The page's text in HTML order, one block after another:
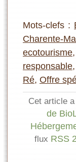
Mots-clefs :
Charente-
ecotourisme
responsable,
Ré, Offre
Cet article
de
flux RSS